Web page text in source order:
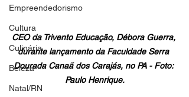
Empreendedorismo
Cultura
Culinária
Beleza
Natal/RN
CEO da Trivento Educação, Débora Guerra,
durante lançamento da Faculdade Serra
Dourada Canaã dos Carajás, no PA - Foto:
Paulo Henrique.